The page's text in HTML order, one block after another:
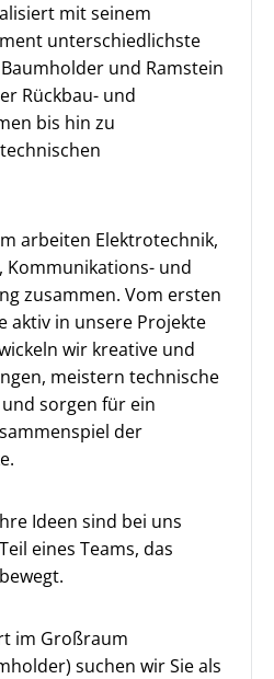
mit seinem
unterschiedlichste
und Ramstein
Rückbau- und
bis hin zu
arbeiten Elektrotechnik,
Kommunikations- und
zusammen. Vom ersten
aktiv in unsere Projekte
wir kreative und
meistern technische
sorgen für ein
der
Ideen sind bei uns
eines Teams, das
im Großraum
suchen wir Sie als